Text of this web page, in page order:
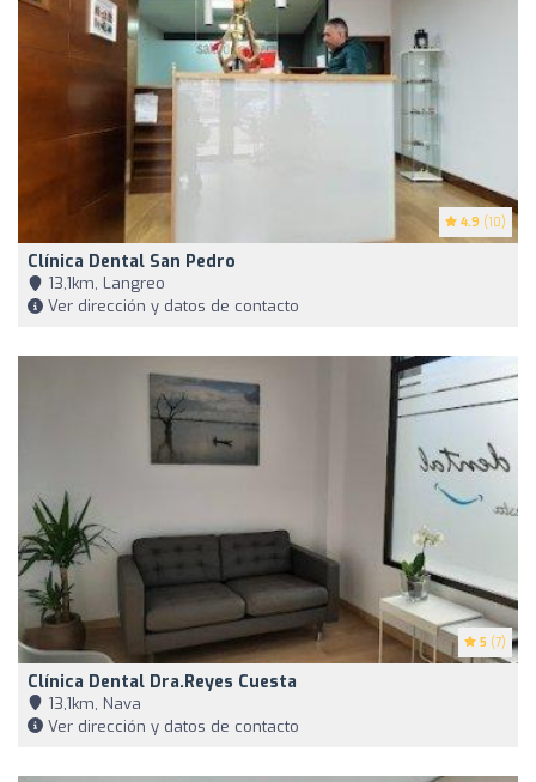
4.9 (10)
Clínica Dental San Pedro
13,1km, Langreo
Ver dirección y datos de contacto
5 (7)
Clínica Dental Dra.Reyes Cuesta
13,1km, Nava
Ver dirección y datos de contacto